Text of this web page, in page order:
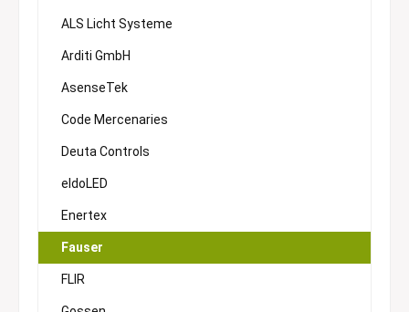
ALS Licht Systeme
Arditi GmbH
AsenseTek
Code Mercenaries
Deuta Controls
eldoLED
Enertex
Fauser
FLIR